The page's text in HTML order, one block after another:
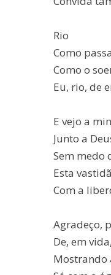
Rio
Como
Como o
Eu, rio, de
E vejo a
Junto a
Sem medo
Esta
Com a
Agradeço,
De, em
Mostrando